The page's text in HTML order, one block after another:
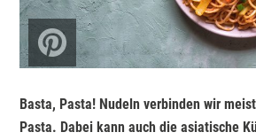
Basta, Pasta! Nudeln verbinden wir
Pasta. Dabei kann auch die asiatische